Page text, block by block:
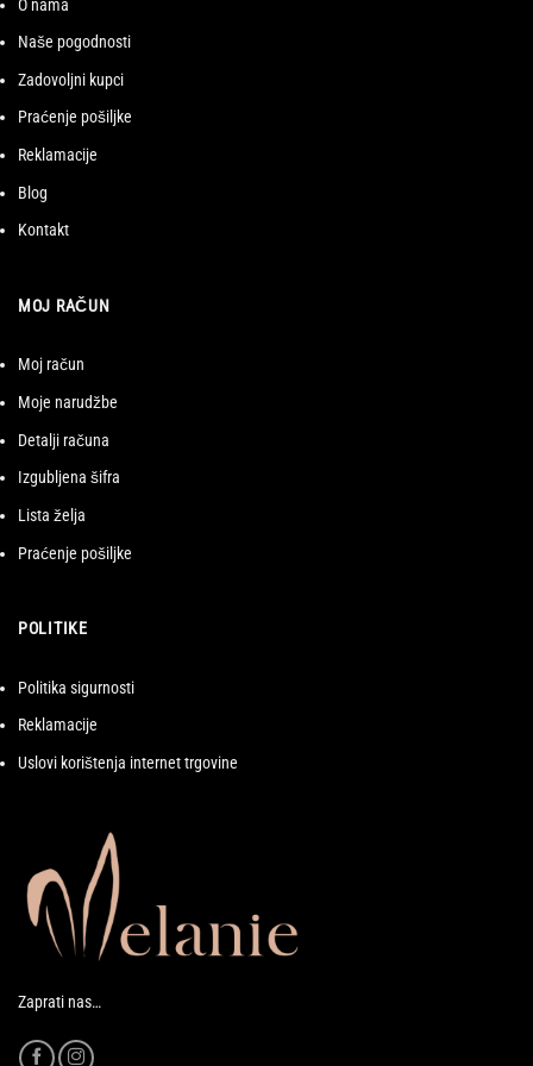
O nama
Naše pogodnosti
Zadovoljni kupci
Praćenje pošiljke
Reklamacije
Blog
Kontakt
MOJ RAČUN
Moj račun
Moje narudžbe
Detalji računa
Izgubljena šifra
Lista želja
Praćenje pošiljke
POLITIKE
Politika sigurnosti
Reklamacije
Uslovi korištenja internet trgovine
Zaprati nas…